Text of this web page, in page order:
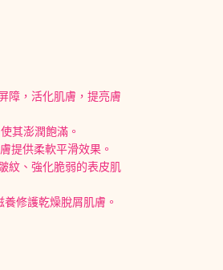
障，活化肌膚，提亮膚
其澎潤飽滿。
提供柔軟平滑效果。
紋、強化脆弱的表皮肌
修護乾燥脫屑肌膚。